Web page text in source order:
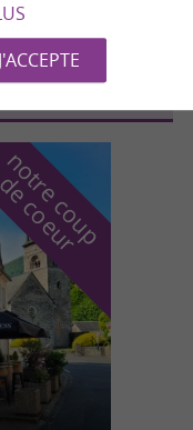
n
o
t
e
c
o
u
p
e
c
o
e
u
J'ACCEPTE